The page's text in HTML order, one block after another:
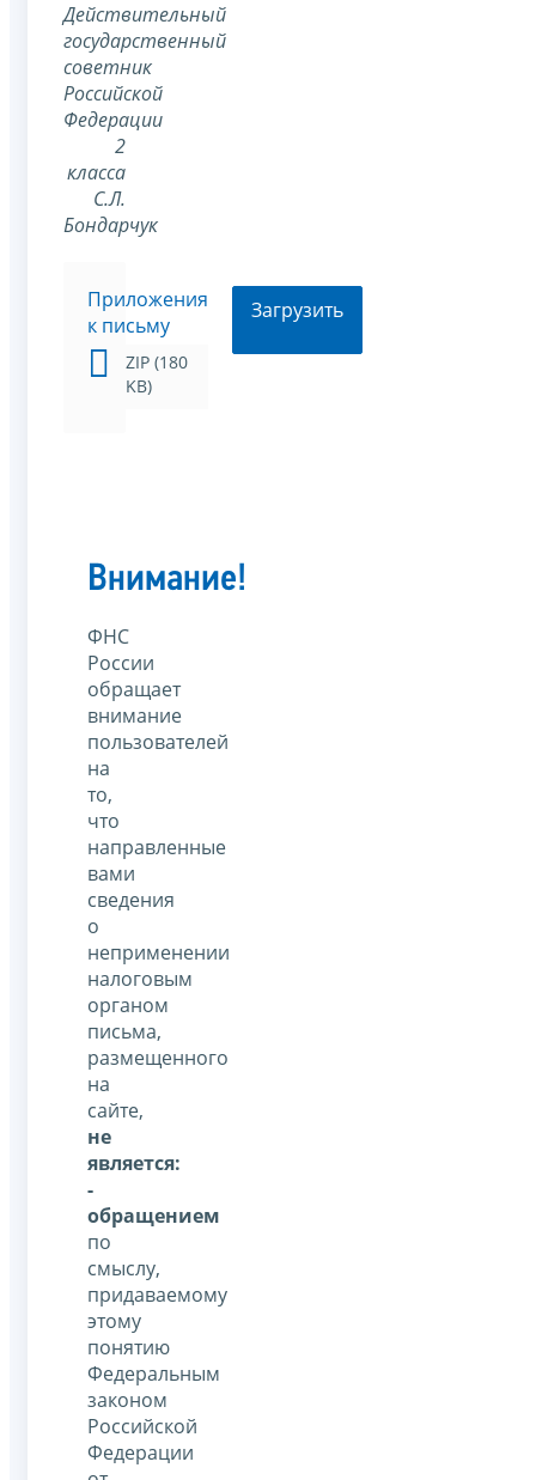
Действительный
государственный
советник
Российской
Федерации
2
класса
С.Л.
Бондарчук
Приложения
к письму
ZIP (180
KB)
Загрузить
Внимание!
ФНС
России
обращает
внимание
пользователей
на
то,
что
направленные
вами
сведения
о
неприменении
налоговым
органом
письма,
размещенного
на
сайте,
не
является:
-
обращением
по
смыслу,
придаваемому
этому
понятию
Федеральным
законом
Российской
Федерации